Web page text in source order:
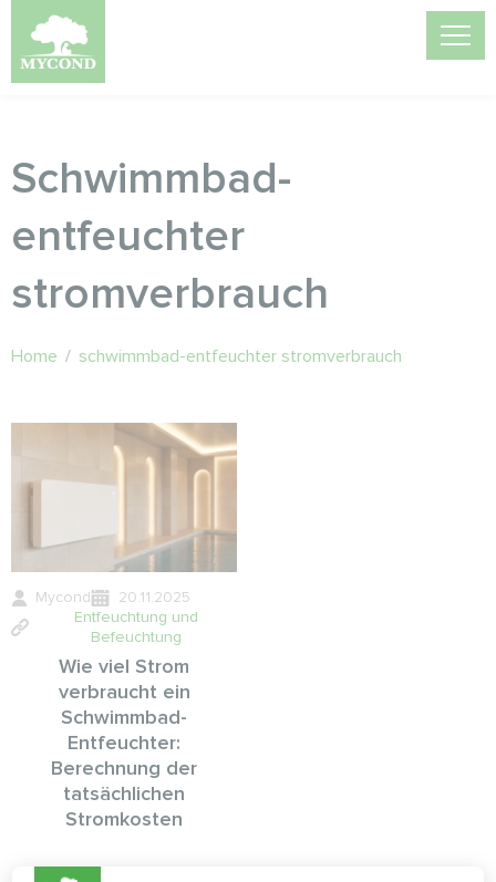
Schwimmbad-
entfeuchter
stromverbrauch
Home / schwimmbad-entfeuchter stromverbrauch
Mycond
20.11.2025
Entfeuchtung und
Befeuchtung
Wie viel Strom
verbraucht ein
Schwimmbad-
Entfeuchter:
Berechnung der
tatsächlichen
Stromkosten